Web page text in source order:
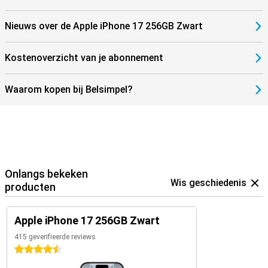
Nieuws over de Apple iPhone 17 256GB Zwart
Kostenoverzicht van je abonnement
Waarom kopen bij Belsimpel?
Onlangs bekeken
producten
Wis geschiedenis
Apple iPhone 17 256GB Zwart
415 geverifieerde reviews
4.5 sterren